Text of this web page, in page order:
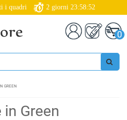
i quadri 2 giorni 23:58:51
0
GREEN
in Green